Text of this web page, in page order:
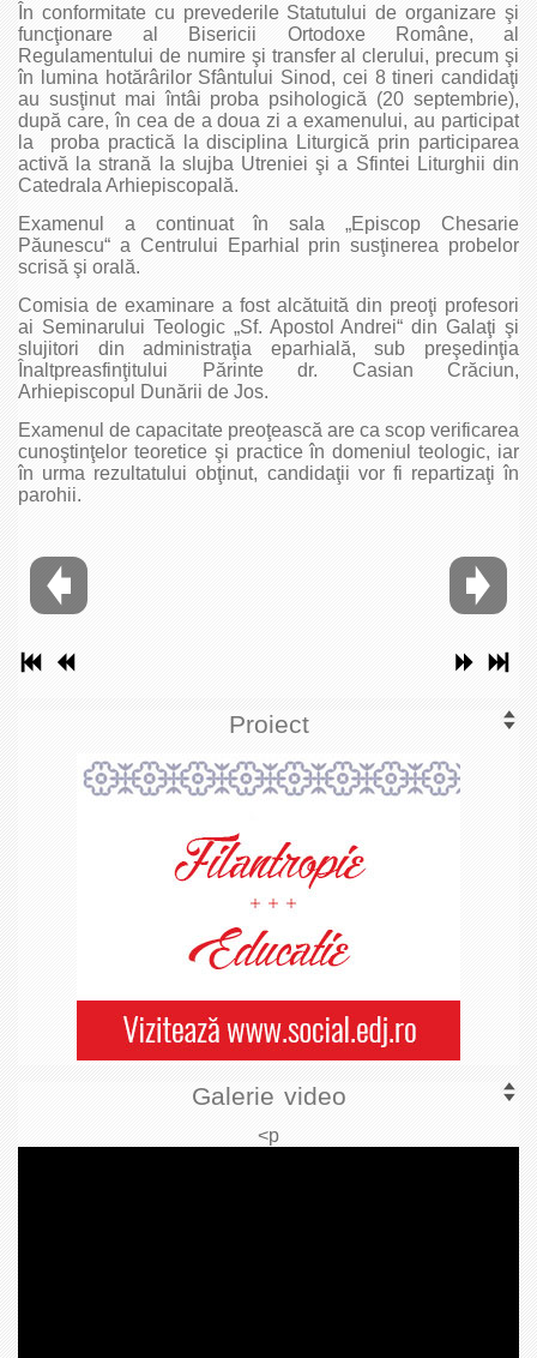
În conformitate cu prevederile Statutului de organizare şi
funcţionare al Bisericii Ortodoxe Române, al
Regulamentului de numire şi transfer al clerului, precum şi
în lumina hotărârilor Sfântului Sinod, cei 8 tineri candidaţi
au susţinut mai întâi proba psihologică (20 septembrie),
după care, în cea de a doua zi a examenului, au participat
la proba practică la disciplina Liturgică prin participarea
activă la strană la slujba Utreniei şi a Sfintei Liturghii din
Catedrala Arhiepiscopală.
Examenul a continuat în sala „Episcop Chesarie
Păunescu“ a Centrului Eparhial prin susţinerea probelor
scrisă şi orală.
Comisia de examinare a fost alcătuită din preoţi profesori
ai Seminarului Teologic „Sf. Apostol Andrei“ din Galaţi şi
slujitori din administraţia eparhială, sub preşedinţia
Înaltpreasfinţitului Părinte dr. Casian Crăciun,
Arhiepiscopul Dunării de Jos.
Examenul de capacitate preoţească are ca scop verificarea
cunoştinţelor teoretice şi practice în domeniul teologic, iar
în urma rezultatului obţinut, candidaţii vor fi repartizaţi în
parohii.
Proiect
Galerie video
<p